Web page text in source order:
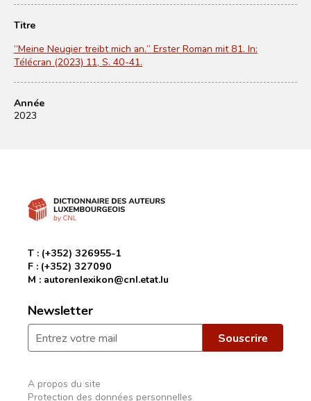
Titre
“Meine Neugier treibt mich an.” Erster Roman mit 81. In:
Télécran (2023) 11, S. 40-41.
Année
2023
T : (+352) 326955-1
F : (+352) 327090
M : autorenlexikon@cnl.etat.lu
Newsletter
A propos du site
Protection des données personnelles